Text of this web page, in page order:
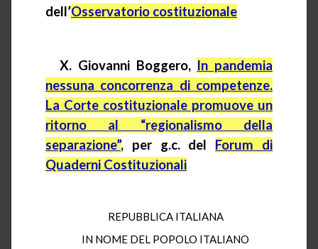
dell’Osservatorio costituzionale
X. Giovanni Boggero, In pandemia
nessuna concorrenza di competenze.
La Corte costituzionale promuove un
ritorno al “regionalismo della
separazione”, per g.c. del Forum di
Quaderni Costituzionali
REPUBBLICA ITALIANA
IN NOME DEL POPOLO ITALIANO